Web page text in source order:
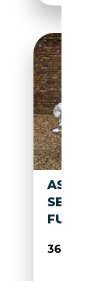
ASTON
SERIES
FULLY
369 500€